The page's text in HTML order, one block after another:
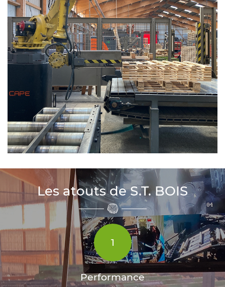
Les atouts de S.T. BOIS
1
Performance